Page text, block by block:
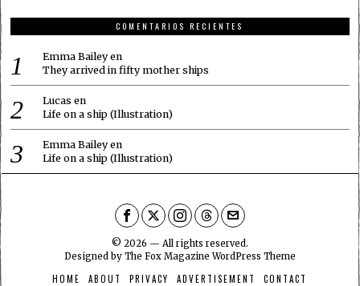
COMENTARIOS RECIENTES
Emma Baileyen
They arrived in fifty mother ships
Lucas en
Life on a ship (Illustration)
Emma Baileyen
Life on a ship (Illustration)
© 2026 — All rights reserved.
Designed by The Fox Magazine WordPress Theme
HOME ABOUT PRIVACY ADVERTISEMENT CONTACT